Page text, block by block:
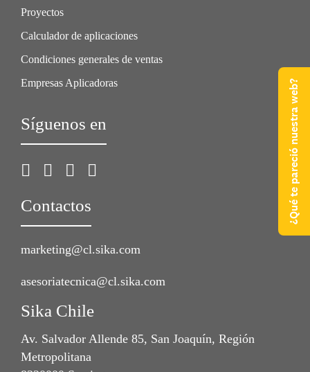
Proyectos
Calculador de aplicaciones
Condiciones generales de ventas
Empresas Aplicadoras
Síguenos en
Contactos
marketing@cl.sika.com
asesoriatecnica@cl.sika.com
Sika Chile
Av. Salvador Allende 85, San Joaquín, Región
Metropolitana
¿Qué te pareció nuestra web?